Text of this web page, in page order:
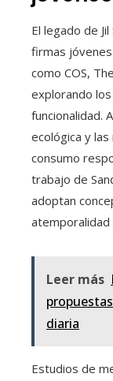
El legado de
firmas
como COS,
explorando
funcionalidad.
ecológica y
consumo
trabajo de
adoptan
Leer más
diaria
Estudios de